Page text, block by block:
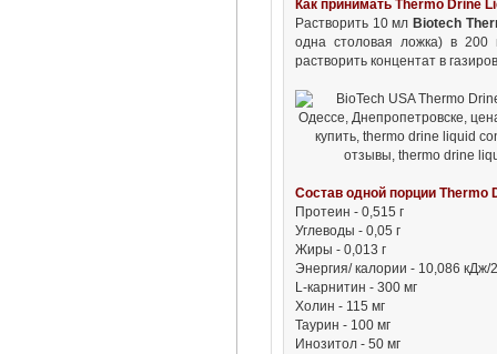
Как принимать Thermo Drine
Растворить 10 мл Biotech
одна столовая ложка) в
растворить концентат в
Состав одной порции Thermo
Протеин - 0,515 г
Углеводы - 0,05 г
Жиры - 0,013 г
Энергия/ калории - 10,086 кДж/
L-карнитин - 300 мг
Холин - 115 мг
Таурин - 100 мг
Инозитол - 50 мг